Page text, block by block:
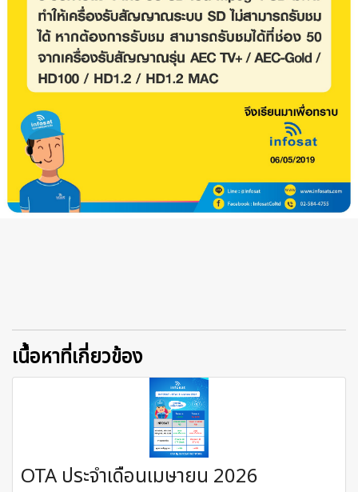
เนื้อหาที่เกี่ยวข้อง
OTA ประจำเดือนเมษายน 2026